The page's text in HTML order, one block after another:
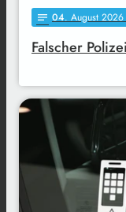
notes 04. August 2026
Falscher